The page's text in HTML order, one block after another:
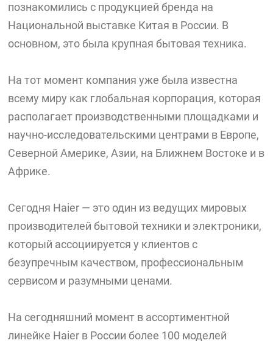
познакомились с продукцией бренда на
Национальной выставке Китая в России. В
основном, это была крупная бытовая техника.
На тот момент компания уже была известна
всему миру как глобальная корпорация, которая
располагает производственными площадками и
научно-исследовательскими центрами в Европе,
Северной Америке, Азии, на Ближнем Востоке и в
Африке.
Сегодня Haier — это один из ведущих мировых
производителей бытовой техники и электроники,
который ассоциируется у клиентов с
безупречным качеством, профессиональным
сервисом и разумными ценами.
На сегодняшний момент в ассортиментной
линейке Haier в России более 100 моделей